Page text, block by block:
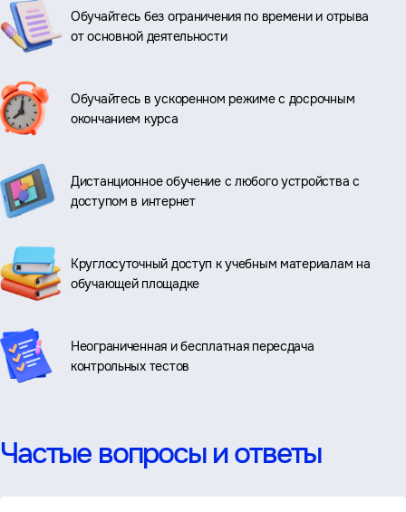
Обучайтесь без ограничения по времени и отрыва
от основной деятельности
Обучайтесь в ускоренном режиме с досрочным
окончанием курса
Дистанционное обучение с любого устройства с
доступом в интернет
Круглосуточный доступ к учебным материалам на
обучающей площадке
Неограниченная и бесплатная пересдача
контрольных тестов
Частые вопросы и ответы